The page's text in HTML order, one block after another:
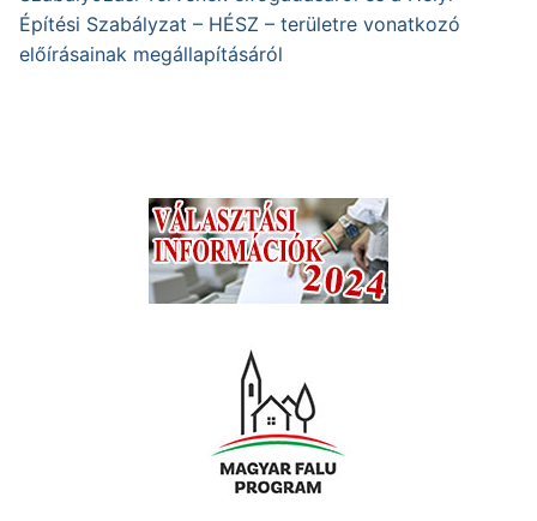
Építési Szabályzat – HÉSZ – területre vonatkozó
előírásainak megállapításáról